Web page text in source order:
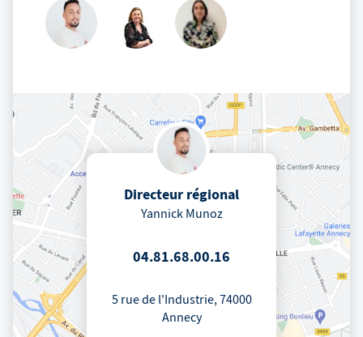
Directeur régional
Yannick Munoz
04.81.68.00.16
5 rue de l'Industrie, 74000
Annecy